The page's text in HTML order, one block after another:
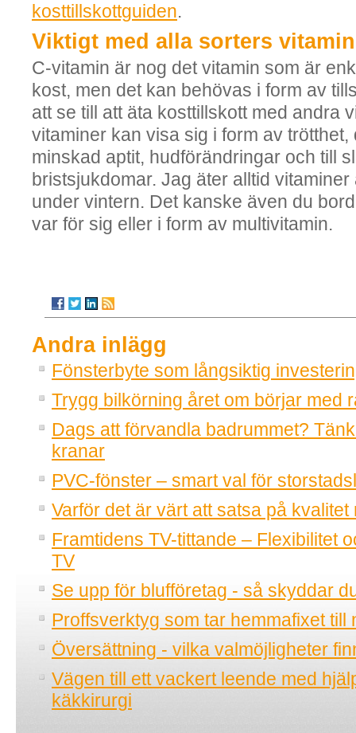
kosttillskottguiden.
Viktigt med alla sorters
C-vitamin är nog det vitamin som är
kost, men det kan behövas i form av
att se till att äta kosttillskott med andra
vitaminer kan visa sig i form av trötthet,
minskad aptit, hudförändringar och till
bristsjukdomar. Jag äter alltid vitaminer
under vintern. Det kanske även du
var för sig eller i form av multivitamin.
Andra inlägg
Fönsterbyte som långsiktig
Trygg bilkörning året om börjar med
Dags att förvandla badrummet?
kranar
PVC-fönster – smart val för
Varför det är värt att satsa på
Framtidens TV-tittande – Flexibilitet
TV
Se upp för blufföretag - så skyddar
Proffsverktyg som tar hemmafixet till
Översättning - vilka valmöjligheter
Vägen till ett vackert leende med
käkkirurgi